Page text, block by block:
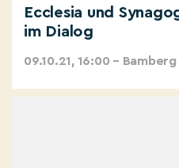
Ecclesia und
im Dialog
09.10.21, 16:00 – Bamberg